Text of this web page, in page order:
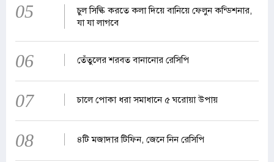
05
চুল সিল্কি করতে কলা দিয়ে বানিয়ে ফেলুন কন্ডিশনার,
যা যা লাগবে
06 তেঁতুলের শরবত বানানোর রেসিপি
07 চালে পোকা ধরা সমাধানে ৫ ঘরোয়া উপায়
08 ৪টি মজাদার টিফিন, জেনে নিন রেসিপি